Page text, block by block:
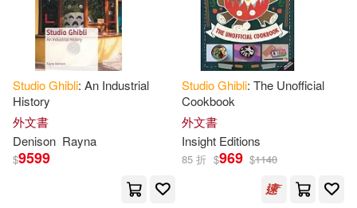
StudioGhibli: An Industrial
History
外文書
Denison Rayna
$9599
StudioGhibli: The Unofficial
Cookbook
外文書
Insight Editions
85 折 $969 $1140